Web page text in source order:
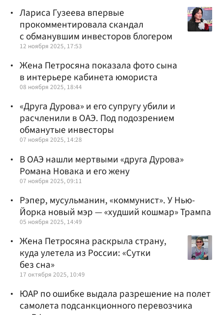
Лариса Гузеева впервые
прокомментировала скандал
с обманувшим инвесторов блогером
12 ноября 2025, 17:53
Жена Петросяна показала фото сына
в интерьере кабинета юмориста
08 ноября 2025, 18:44
«Друга Дурова» и его супругу убили и
расчленили в ОАЭ. Под подозрением
обманутые инвесторы
07 ноября 2025, 14:28
В ОАЭ нашли мертвыми «друга Дурова»
Романа Новака и его жену
07 ноября 2025, 09:11
Рэпер, мусульманин, «коммунист». У Нью-
Йорка новый мэр — «худший кошмар» Трампа
05 ноября 2025, 14:49
Жена Петросяна раскрыла страну,
куда улетела из России: «Сутки
без сна»
17 октября 2025, 10:49
ЮАР по ошибке выдала разрешение на полет
самолета подсанкционного перевозчика